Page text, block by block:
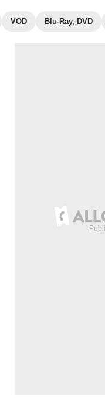
VOD Blu-Ray, DVD